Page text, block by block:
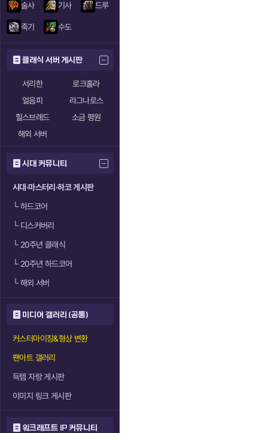
술사 기사 드루
죽기 수도
클래식 서버 게시판
서리한
로크홀라
얼음피
라그나로스
힐스브래드
소금 평원
해외 서버
시대 커뮤니티
시대·마스터리·하코 게시판
└하드코어
└디스커버리
└20주년 클래식
└20주년 하드코어
└해외 서버
미디어 갤러리 (공통)
커스터마이징&형상 변환
팬아트 갤러리
득템 자랑 게시판
이미지 링크 게시판
워크래프트 IP 커뮤니티